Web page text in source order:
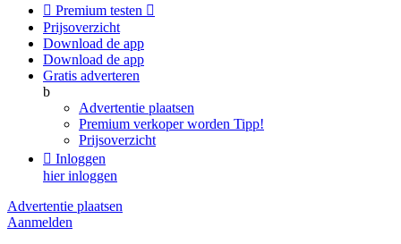
 Premium testen 
Prijsoverzicht
Download de app
Download de app
Gratis adverteren
b
Advertentie plaatsen
Premium verkoper worden Tipp!
Prijsoverzicht
 Inloggen
hier inloggen
Advertentie plaatsen
Aanmelden